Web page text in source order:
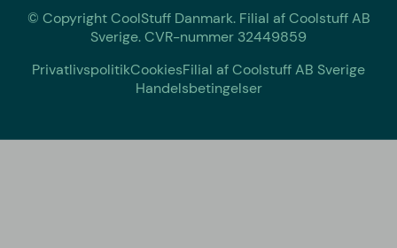
© Copyright CoolStuff Danmark. Filial af Coolstuff AB
Sverige. CVR-nummer 32449859
PrivatlivspolitikCookiesFilial af Coolstuff AB Sverige
Handelsbetingelser